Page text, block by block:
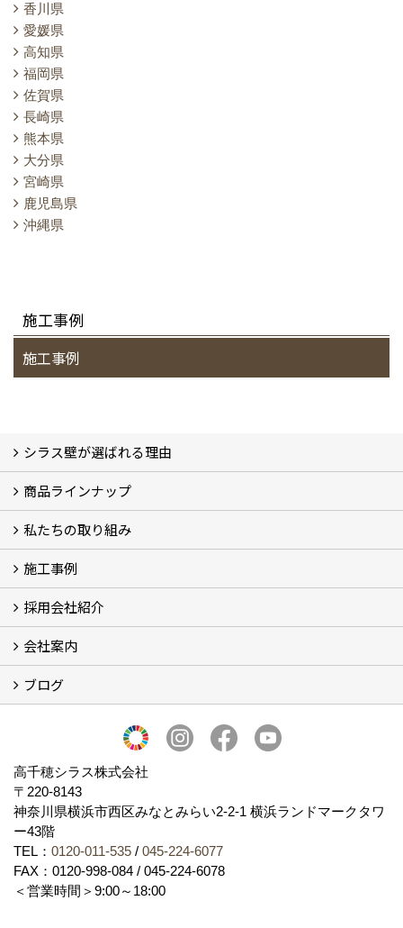
香川県
愛媛県
高知県
福岡県
佐賀県
長崎県
熊本県
大分県
宮崎県
鹿児島県
沖縄県
施工事例
施工事例
シラス壁が選ばれる理由
シラスストーリー
こだわり
シラス壁の驚くべき性能
商品ラインナップ
一覧
内装仕上げ材
外装仕上げ材
舗装材
水性無機高分子系ハイブリッド型塗料
エコリフォーム
消臭壁紙
Q&A
資料PDF
私たちの取り組み
SDGs、GHGへの取り組み (2)
マグマシラス米
特別対談 (2)
高千穂シラス解説ムービー
研究プロジェクト (4)
プロジェクト (3)
施工事例
施工事例
お客様からのお便り
採用会社紹介
採用会社紹介
「鏝人の会」左官店のご紹介
会社案内
会社概要・沿革
代表の実績
製造紹介
ショールーム
アクセス
採用情報
バナーダウンロード
プライバシーポリシー
Takachiho Shirasu Global Site
LINE公式アカウント
ブログ
高千穂シラス株式会社
〒220-8143
神奈川県横浜市西区みなとみらい2‐2‐1 横浜ランドマークタワ
ー43階
TEL： 0120-011-535 / 045-224-6077
FAX：0120-998-084 / 045-224-6078
＜営業時間＞9:00～18:00